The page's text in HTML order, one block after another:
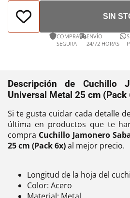
SIN
COMPRA
SEGURA
ENVÍO
24/72 HORAS
Descripción de Cuchillo
Universal Metal 25 cm (Pack
Si te gusta cuidar cada detalle
última en productos que te
compra Cuchillo Jamonero
25 cm (Pack 6x)al mejor precio.
Longitud de la hoja del
Color: Acero